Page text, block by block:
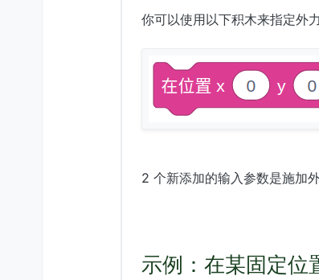
你可以使用以下积木来指定外
2 个新添加的输入参数是施加
示例：在某固定位